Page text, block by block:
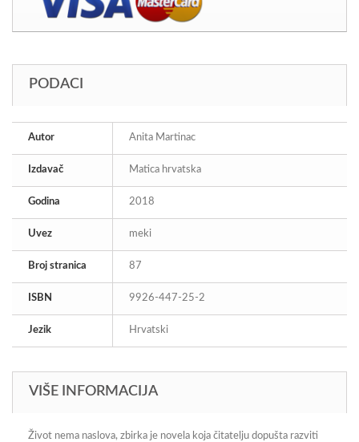
PODACI
Autor Anita Martinac
Izdavač Matica hrvatska
Godina 2018
Uvez meki
Broj stranica 87
ISBN 9926-447-25-2
Jezik Hrvatski
VIŠE INFORMACIJA
Život nema naslova, zbirka je novela koja čitatelju dopušta razviti